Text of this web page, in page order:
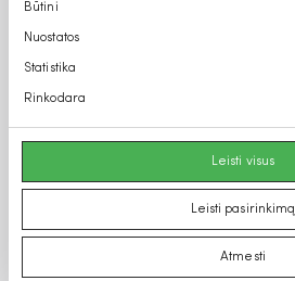
Sutikimo
pasirinkimas
Būtini
Nuostatos
Statistika
Rinkodara
Leisti visus
Leisti pasirinkimą
Atmesti